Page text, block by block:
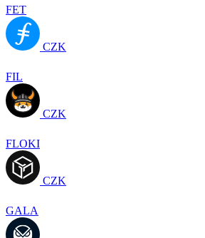
FET
CZK
FIL
CZK
FLOKI
CZK
GALA